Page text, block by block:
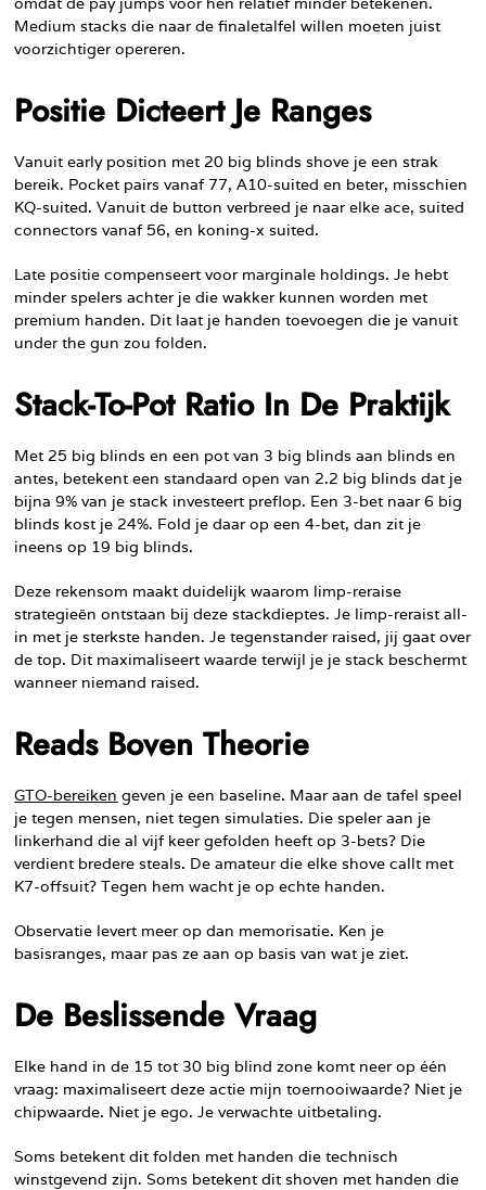
Medium stacks die naar de finaletalfel willen moeten juist
voorzichtiger opereren.
Positie Dicteert Je Ranges
Vanuit early position met 20 big blinds shove je een strak
bereik. Pocket pairs vanaf 77, A10-suited en beter, misschien
KQ-suited. Vanuit de button verbreed je naar elke ace, suited
connectors vanaf 56, en koning-x suited.
Late positie compenseert voor marginale holdings. Je hebt
minder spelers achter je die wakker kunnen worden met
premium handen. Dit laat je handen toevoegen die je vanuit
under the gun zou folden.
Stack-To-Pot Ratio In De Praktijk
Met 25 big blinds en een pot van 3 big blinds aan blinds en
antes, betekent een standaard open van 2.2 big blinds dat je
bijna 9% van je stack investeert preflop. Een 3-bet naar 6 big
blinds kost je 24%. Fold je daar op een 4-bet, dan zit je
ineens op 19 big blinds.
Deze rekensom maakt duidelijk waarom limp-reraise
strategieën ontstaan bij deze stackdieptes. Je limp-reraist all-
in met je sterkste handen. Je tegenstander raised, jij gaat over
de top. Dit maximaliseert waarde terwijl je je stack beschermt
wanneer niemand raised.
Reads Boven Theorie
GTO-bereiken geven je een baseline. Maar aan de tafel speel
je tegen mensen, niet tegen simulaties. Die speler aan je
linkerhand die al vijf keer gefolden heeft op 3-bets? Die
verdient bredere steals. De amateur die elke shove callt met
K7-offsuit? Tegen hem wacht je op echte handen.
Observatie levert meer op dan memorisatie. Ken je
basisranges, maar pas ze aan op basis van wat je ziet.
De Beslissende Vraag
Elke hand in de 15 tot 30 big blind zone komt neer op één
vraag: maximaliseert deze actie mijn toernooiwaarde? Niet je
chipwaarde. Niet je ego. Je verwachte uitbetaling.
Soms betekent dit folden met handen die technisch
winstgevend zijn. Soms betekent dit shoven met handen die